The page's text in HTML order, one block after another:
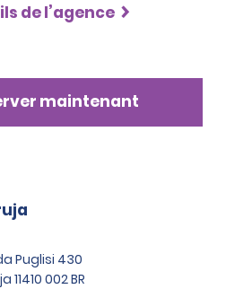
de l’agence
maintenant
Puglisi 430
11410 002 BR